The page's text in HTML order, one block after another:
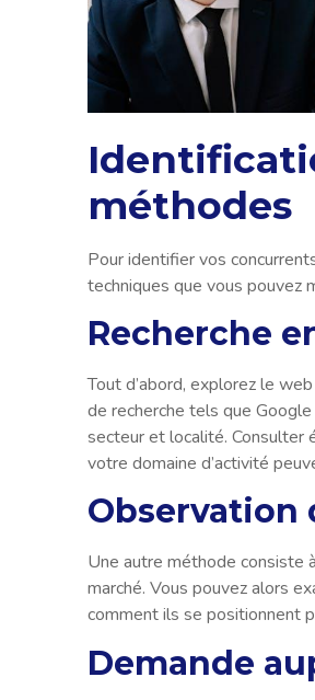
méthodes
Pour identifier vos
techniques que vous pouvez
Recherche
Tout d’abord, explorez le
de recherche tels que
secteur et localité. Consulter
votre domaine d’activité
Observation
Une autre méthode consiste
marché. Vous pouvez alors
comment ils se positionnent
Demande